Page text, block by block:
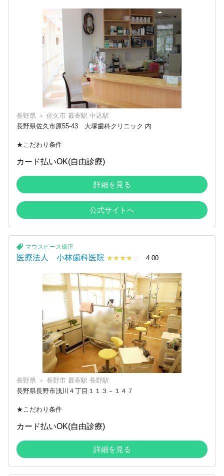
長野県 ＞ 佐久市 最寄駅 中込駅
長野県佐久市原55-43 大塚歯科クリニック 内
★こだわり条件
カード払いOK(自由診療)
詳細を見る
公式サイトへ
マウスピース矯正
医療法人 小林歯科医院 ☆☆☆☆☆
★★★★ 4.00
長野県 ＞ 長野市 最寄駅 長野駅
長野県長野市浅川４丁目１１３－１４７
★こだわり条件
カード払いOK(自由診療)
詳細を見る